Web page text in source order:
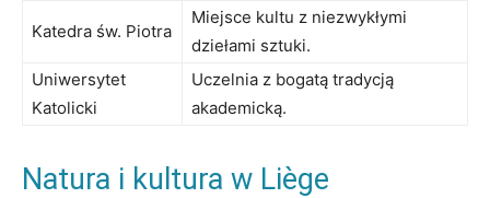
Katedra św. Piotra
Miejsce kultu z niezwykłymi ​
dziełami sztuki.
Uniwersytet
Katolicki
Uczelnia z bogatą tradycją
akademicką.
Natura i kultura w Liège